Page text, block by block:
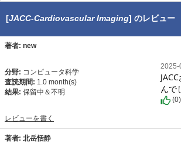
[JACC-Cardiovascular Imaging] のレビュー
著者: new
分野: コンピュータ科学
査読期間: 1.0 month(s)
結果: 保留中＆不明
レビューを書く
2025-
んで
(0)
著者: 北岳恬静